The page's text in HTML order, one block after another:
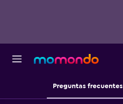
Preguntas frecuentes